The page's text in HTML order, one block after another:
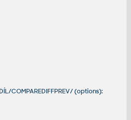
COMPAREDIFFPREV/ (options):